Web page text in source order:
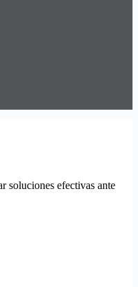
soluciones efectivas ante